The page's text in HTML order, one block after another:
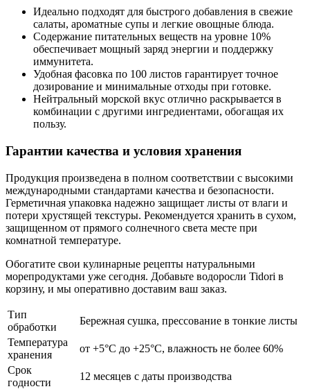
Идеально подходят для быстрого добавления в свежие
салаты, ароматные супы и легкие овощные блюда.
Содержание питательных веществ на уровне 10%
обеспечивает мощный заряд энергии и поддержку
иммунитета.
Удобная фасовка по 100 листов гарантирует точное
дозирование и минимальные отходы при готовке.
Нейтральный морской вкус отлично раскрывается в
комбинации с другими ингредиентами, обогащая их
пользу.
Гарантии качества и условия хранения
Продукция произведена в полном соответствии с высокими
международными стандартами качества и безопасности.
Герметичная упаковка надежно защищает листы от влаги и
потери хрустящей текстуры. Рекомендуется хранить в сухом,
защищенном от прямого солнечного света месте при
комнатной температуре.
Обогатите свои кулинарные рецепты натуральными
морепродуктами уже сегодня. Добавьте водоросли Tidori в
корзину, и мы оперативно доставим ваш заказ.
Тип
обработки
Бережная сушка, прессование в тонкие листы
Температура
хранения
от +5°C до +25°C, влажность не более 60%
Срок
годности
12 месяцев с даты производства